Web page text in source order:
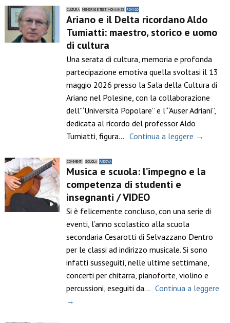
CULTURA MEMORIE E TESTIMONIANZE ROVIGO
Ariano e il Delta ricordano Aldo
Tumiatti: maestro, storico e uomo
di cultura
Una serata di cultura, memoria e profonda
partecipazione emotiva quella svoltasi il 13
maggio 2026 presso la Sala della Cultura di
Ariano nel Polesine, con la collaborazione
dell’“Università Popolare” e l’“Auser Adriani”,
dedicata al ricordo del professor Aldo
Tumiatti, figura… Continua a leggere →
COMMENTI SCUOLA PADOVA
Musica e scuola: l’impegno e la
competenza di studenti e
insegnanti / VIDEO
Si è felicemente concluso, con una serie di
eventi, l’anno scolastico alla scuola
secondaria Cesarotti di Selvazzano Dentro
per le classi ad indirizzo musicale. Si sono
infatti susseguiti, nelle ultime settimane,
concerti per chitarra, pianoforte, violino e
percussioni, eseguiti da… Continua a leggere
→